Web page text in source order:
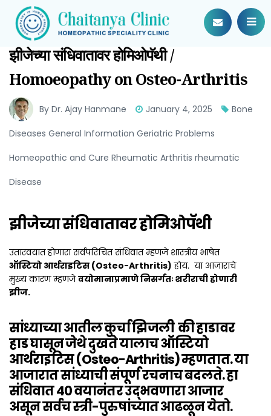
झीजेच्या संधिवातावर होमिओपॅथी /
Homoeopathy on Osteo-Arthritis
By Dr. Ajay Hanmane January 4, 2025
Bone
Diseases General Information Geriatric Problems
Homeopathic and Cure Rheumatic Arthritis rheumatic
Disease
झीजेच्या संधिवातावर होमिओपॅथी
उतारवयात होणारा सर्वपरिचित संधिवात म्हणजे शास्त्रीय भाषेत
ऑस्टियो आर्थराइटिस (Osteo-Arthritis) होय. या आजाराचे
मुख्य कारण म्हणजेवयोमानाप्रमाणे निसर्गतः शरीराची होणारी
झीज.
सांध्याच्या आतील कुर्चा झिजली की हाडावर
हाड घासून जेथे दुखते यालाच ऑस्टियो
आर्थराइटिस (Osteo-Arthritis) म्हणतात. या
आजारात सांध्याची संपूर्ण रचनाच बदलते. हा
संधिवात 40 वयानंतर उद्भवणारा आजार
असून सर्वच स्त्री-पुरुषांच्यात आढळून येतो.